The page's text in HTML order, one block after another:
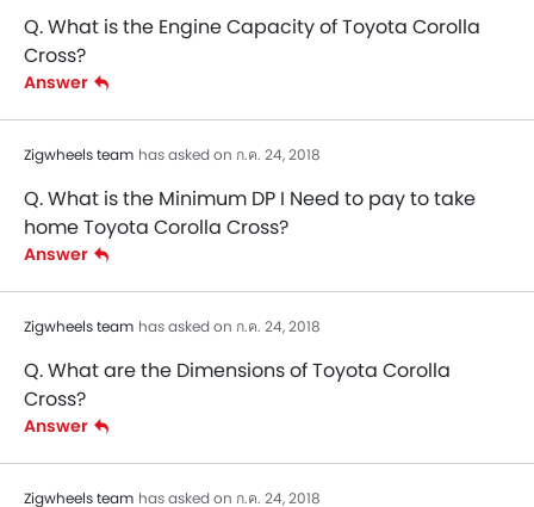
Q. What is the Engine Capacity of Toyota Corolla
Cross?
Answer
Zigwheels team has asked on ก.ค. 24, 2018
Q. What is the Minimum DP I Need to pay to take
home Toyota Corolla Cross?
Answer
Zigwheels team has asked on ก.ค. 24, 2018
Q. What are the Dimensions of Toyota Corolla
Cross?
Answer
Zigwheels team has asked on ก.ค. 24, 2018